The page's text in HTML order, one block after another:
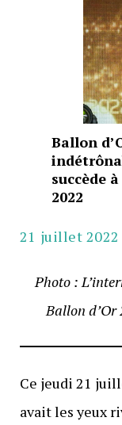
Ballon
succède
2022
21 juillet 2022
Photo :
Ballon d’Or
Ce jeudi 21
avait les yeux